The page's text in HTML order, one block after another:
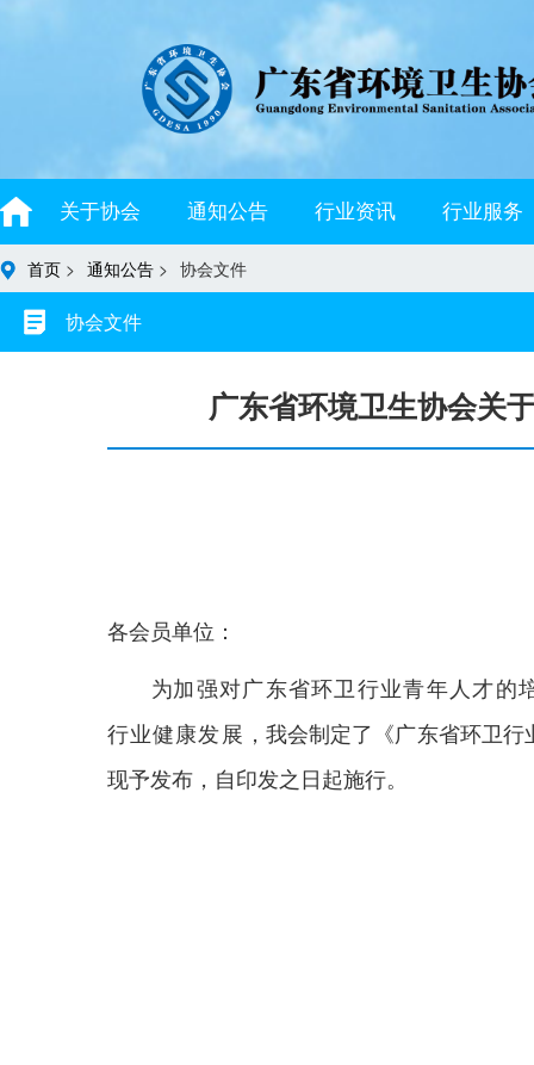
关于协会 通知公告 行业资讯 行业服务
首页 > 通知公告 > 协会文件
协会文件
广东省环境卫生协会关
各会员单位：
为加强对广东省环卫行业青年人才的
行业健康发展 ，我会制定了《广东省环卫
现予发布，自印发之日起施行。